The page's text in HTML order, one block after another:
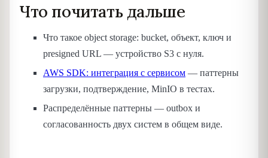
Что почитать дальше
Что такое object storage: bucket, объект, ключ и
presigned URL — устройство S3 с нуля.
AWS SDK: интеграция с сервисом — паттерны
загрузки, подтверждение, MinIO в тестах.
Распределённые паттерны — outbox и
согласованность двух систем в общем виде.